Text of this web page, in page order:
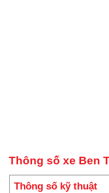
Thông số xe Ben
Thông số kỹ thuật